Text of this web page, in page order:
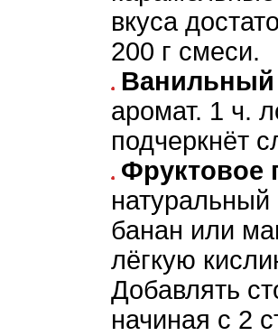
вкуса
200 г смеси.
Ванильный
аромат. 1 ч.
подчеркнёт
Фруктовое
банан или
лёгкую
Добавлять
начиная с 2